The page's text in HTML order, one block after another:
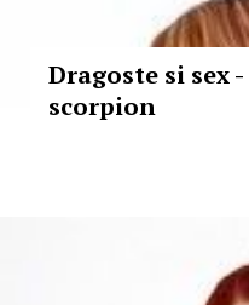
Dragoste si sex
scorpion